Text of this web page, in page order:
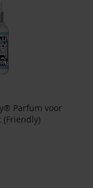
Parfum voor
(Friendly)